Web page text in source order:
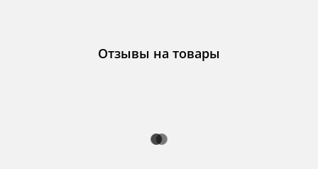
Отзывы на товары